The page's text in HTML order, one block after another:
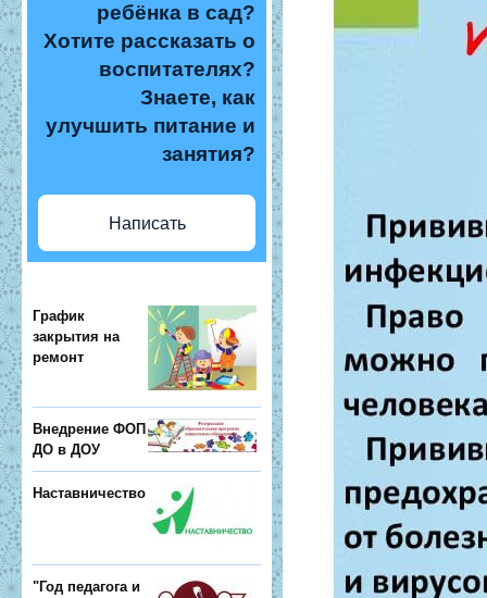
ребёнка в сад?
Хотите рассказать о
воспитателях?
Знаете, как
улучшить питание и
занятия?
Написать
График
закрытия на
ремонт
Внедрение ФОП
ДО в ДОУ
Наставничество
"Год педагога и